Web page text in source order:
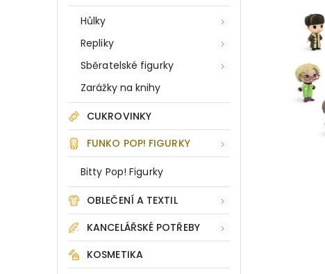
Hůlky
Repliky
Sběratelské figurky
Zarážky na knihy
CUKROVINKY
FUNKO POP! FIGURKY
Bitty Pop! Figurky
OBLEČENÍ A TEXTIL
KANCELÁŘSKÉ POTŘEBY
KOSMETIKA